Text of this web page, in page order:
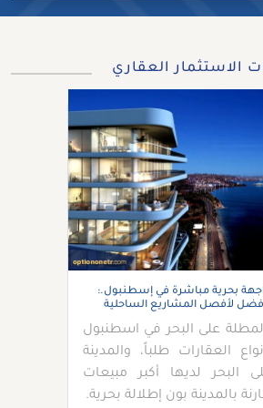
الاستثمار العقاري
بحرية مباشرة في إسطنبول.:
لأفصل المشاريع الساحلية
على البحر في اسطنبول
العقارات طلباً، والمدينة
البحر لديها أكبر مبيعات
بالمدينة بون إطلالة بحرية.